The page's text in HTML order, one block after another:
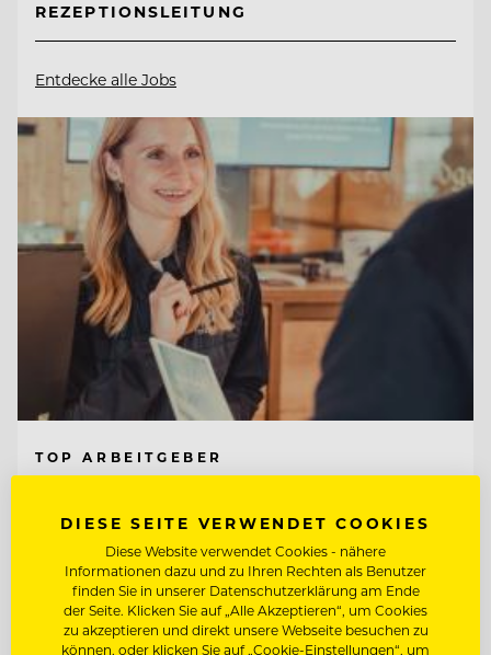
REZEPTIONSLEITUNG
Entdecke alle Jobs
TOP ARBEITGEBER
6352 Ellmau, Österreich
RESERVIERUNG / BACK OFFICE AGENT
(M/W/D)
DIESE SEITE VERWENDET COOKIES
Diese Website verwendet Cookies - nähere
Informationen dazu und zu Ihren Rechten als Benutzer
finden Sie in unserer Datenschutzerklärung am Ende
der Seite. Klicken Sie auf „Alle Akzeptieren“, um Cookies
zu akzeptieren und direkt unsere Webseite besuchen zu
können, oder klicken Sie auf „Cookie-Einstellungen“, um